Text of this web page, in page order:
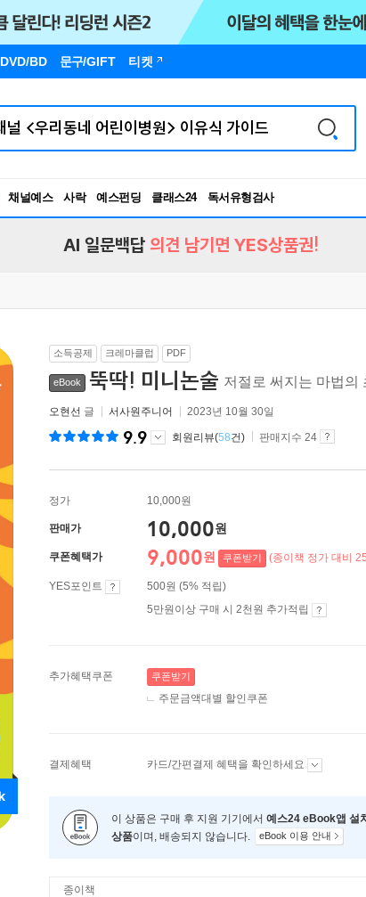
DVD/BD 문구/GIFT 티켓
채널예스 사락 예스펀딩 클래스24
독서유형검사
RBTI Lab
AI 일문백답 의견 남기면 YES상품권!
소득공제 크레마클럽 PDF
eBook 뚝딱! 미니논술 저절로 써지는 마법의
오현선 글 서사원주니어 2023년 10월 30일
9.9 회원리뷰(58건) 판매지수 24
정가 10,000원
판매가 10,000원
쿠폰혜택가 9,000원 쿠폰받기 (종이책 정가 대비
YES포인트
500원 (5% 적립)
5만원이상 구매 시 2천원 추가적립
추가혜택쿠폰 쿠폰받기
주문금액대별 할인쿠폰
결제혜택 카드/간편결제 혜택을 확인하세요
이 상품은 구매 후 지원 기기에서 예스24 eBook앱 설
상품이며, 배송되지 않습니다. eBook 이용 안내
종이책